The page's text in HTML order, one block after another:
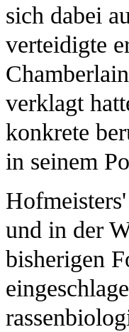
sich dabei
verteidigte
verklagt
konkrete
in seinem
und in der
bisherigen